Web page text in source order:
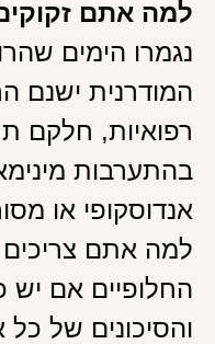
למה אתם
נגמרו הימים
המודרנית ישנם
רפואיות, חלקם
בהתערבות
אנדוסקופי או
למה אתם צריכים
החלופיים אם יש
והסיכונים של